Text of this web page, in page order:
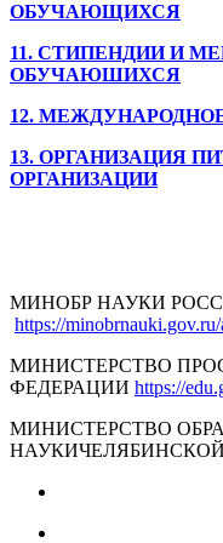
ОБУЧАЮЩИХСЯ
11. СТИПЕНДИИ И
ОБУЧАЮШИХСЯ
12.
13. ОРГАНИЗАЦИЯ
ОРГАНИЗАЦИИ
МИНОБР НАУКИ
https://
МИНИСТЕРСТВО
ФЕДЕРАЦИИ https://
МИНИСТЕРСТВО
НАУКИ